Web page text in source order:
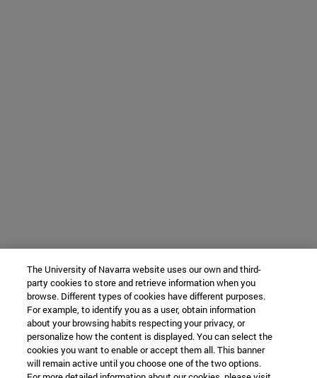
The University of Navarra website uses our own and third-
party cookies to store and retrieve information when you
browse. Different types of cookies have different purposes.
For example, to identify you as a user, obtain information
about your browsing habits respecting your privacy, or
personalize how the content is displayed. You can select the
cookies you want to enable or accept them all. This banner
will remain active until you choose one of the two options.